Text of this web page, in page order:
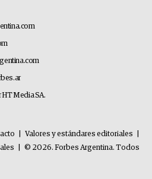
Media SA.
Valores y estándares editoriales
© 2026. Forbes Argentina. Todos